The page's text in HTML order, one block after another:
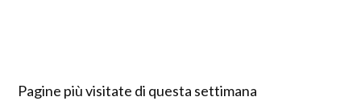
Pagine più visitate di questa settimana